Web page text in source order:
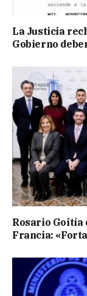
La Justicia
Gobierno
Rosario Goitía
Francia: